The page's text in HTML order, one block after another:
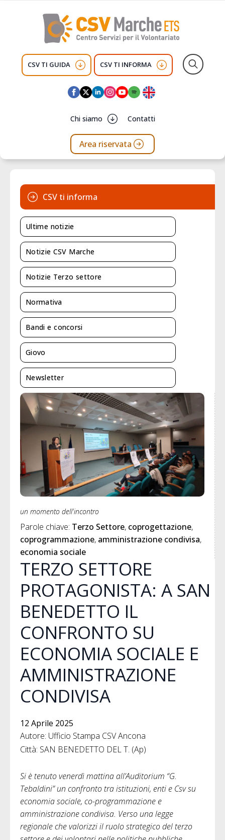
CSV TI GUIDA CSV TI INFORMA
Chi siamo Contatti
Area riservata
un momento dell'incontro
Parole chiave: Terzo Settore coprogettazione
coprogrammazione amministrazione condivisa
economia sociale
TERZO SETTORE
PROTAGONISTA: A SAN
BENEDETTO IL
CONFRONTO SU
ECONOMIA SOCIALE E
AMMINISTRAZIONE
CONDIVISA
12 Aprile 2025
Autore: Ufficio Stampa CSV Ancona
Città: SAN BENEDETTO DEL T. (Ap)
Si è tenuto venerdì mattina all’Auditorium “G.
Tebaldini” un confronto tra istituzioni, enti e Csv su
economia sociale, co-programmazione e
amministrazione condivisa. Verso una legge
regionale che valorizzi il ruolo strategico del terzo
CSV ti informa
Ultime notizie
Notizie CSV Marche
Notizie Terzo settore
Normativa
Bandi e concorsi
Giovo
Newsletter